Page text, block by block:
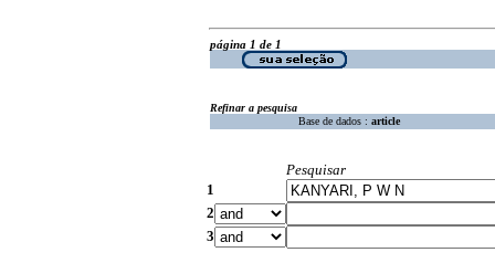
página 1 de 1
Refinar a pesquisa
Base de dados : article
Pesquisar
1
2
3